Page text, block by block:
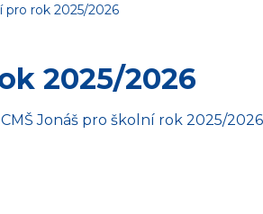
pro rok 2025/2026
2025/2026
Jonáš pro školní rok 2025/